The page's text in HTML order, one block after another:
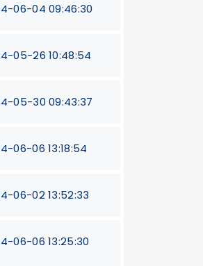
06-04 09:46:30
05-26 10:48:54
05-30 09:43:37
06-06 13:18:54
06-02 13:52:33
06-06 13:25:30